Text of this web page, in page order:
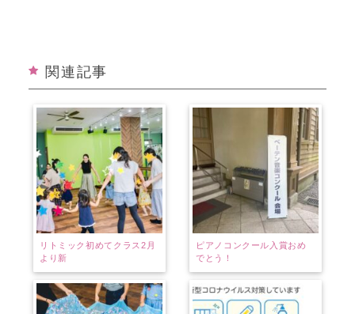
関連記事
リトミック初めてクラス2月
より新
ピアノコンクール入賞おめ
でとう！